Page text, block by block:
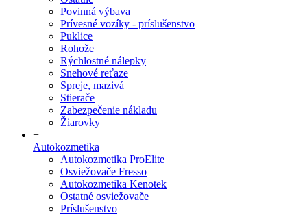
Povinná výbava
Prívesné vozíky - príslušenstvo
Puklice
Rohože
Rýchlostné nálepky
Snehové reťaze
Spreje, mazivá
Stierače
Zabezpečenie nákladu
Žiarovky
+
Autokozmetika
Autokozmetika ProElite
Osviežovače Fresso
Autokozmetika Kenotek
Ostatné osviežovače
Príslušenstvo